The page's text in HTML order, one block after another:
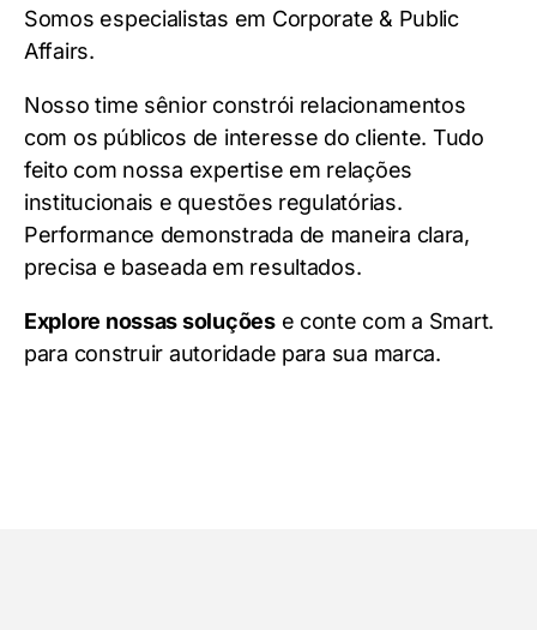
Somos especialistas em Corporate & Public
Affairs.
Nosso time sênior constrói relacionamentos
com os públicos de interesse do cliente. Tudo
feito com nossa expertise em relações
institucionais e questões regulatórias.
Performance demonstrada de maneira clara,
precisa e baseada em resultados.
Explore nossas soluçõese conte com a Smart.
para construir autoridade para sua marca.